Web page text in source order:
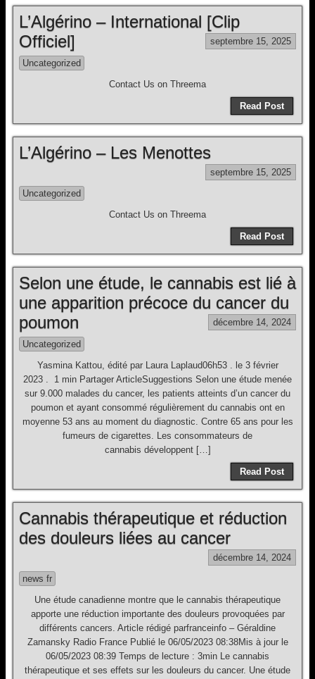
L’Algérino – International [Clip
Officiel]
septembre 15, 2025
Uncategorized
Contact Us on Threema
Read Post
L’Algérino – Les Menottes
septembre 15, 2025
Uncategorized
Contact Us on Threema
Read Post
Selon une étude, le cannabis est lié à
une apparition précoce du cancer du
poumon
décembre 14, 2024
Uncategorized
Yasmina Kattou, édité par Laura Laplaud06h53 . le 3 février
2023 . 1 min Partager ArticleSuggestions Selon une étude menée
sur 9.000 malades du cancer, les patients atteints d’un cancer du
poumon et ayant consommé régulièrement du cannabis ont en
moyenne 53 ans au moment du diagnostic. Contre 65 ans pour les
fumeurs de cigarettes. Les consommateurs de
cannabis développent […]
Read Post
Cannabis thérapeutique et réduction
des douleurs liées au cancer
décembre 14, 2024
news fr
Une étude canadienne montre que le cannabis thérapeutique
apporte une réduction importante des douleurs provoquées par
différents cancers. Article rédigé parfranceinfo – Géraldine
Zamansky Radio France Publié le 06/05/2023 08:38Mis à jour le
06/05/2023 08:39 Temps de lecture : 3min Le cannabis
thérapeutique et ses effets sur les douleurs du cancer. Une étude